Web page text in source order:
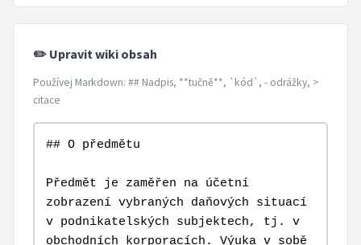
✏️ Upravit wiki obsah
Používej Markdown: ## Nadpis, **tučně**, `kód`, - odrážky, >
citace